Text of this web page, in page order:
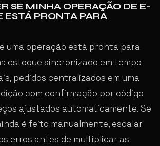
SE MINHA OPERAÇÃO DE E-
ESTÁ PRONTA PARA
uma operação está pronta para
estoque sincronizado em tempo
pedidos centralizados em uma
com confirmação por código
ajustados automaticamente. Se
é feito manualmente, escalar
erros antes de multiplicar as